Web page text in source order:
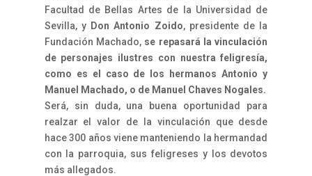
Facultad de Bellas Artes de la Universidad de
Sevilla, y Don Antonio Zoido, presidente de la
Fundación Machado, se repasará la vinculación
de personajes ilustres con nuestra feligresía,
como es el caso de los hermanos Antonio y
Manuel Machado, o de Manuel Chaves Nogales.
Será, sin duda, una buena oportunidad para
realzar el valor de la vinculación que desde
hace 300 años viene manteniendo la hermandad
con la parroquia, sus feligreses y los devotos
más allegados.